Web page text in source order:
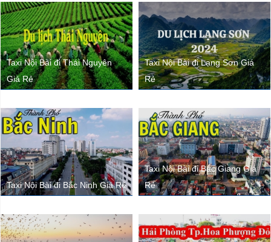
Taxi Nội Bài đi Thái Nguyên
Giá Rẻ
Taxi Nội Bài đi Lạng Sơn Giá
Rẻ
Taxi Nội Bài đi Bắc Ninh Giá Rẻ
Taxi Nội Bài đi Bắc Giang Giá
Rẻ